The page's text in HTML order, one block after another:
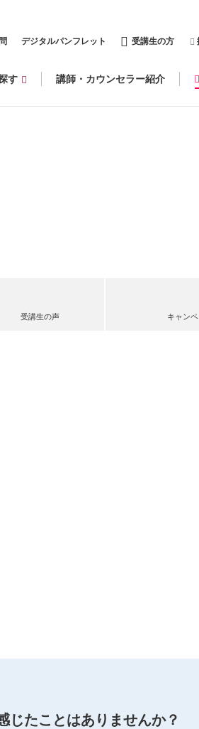
デジタルパンフレット 受講生の方
す 講師・カウンセラー紹介
受講生の声 キャン
じたことはありませんか？